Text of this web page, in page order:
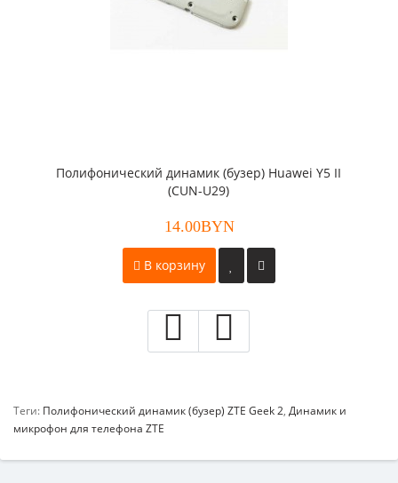
Полифонический динамик (бузер) Huawei Y5 II
(CUN-U29)
14.00BYN
В корзину
Теги: Полифонический динамик (бузер) ZTE Geek 2, Динамик и
микрофон для телефона ZTE